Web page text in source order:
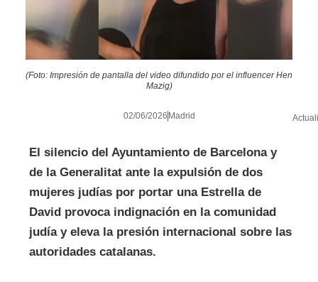
(Foto: Impresión de pantalla del video difundido por el influencer Hen
Mazig)
02/06/2026 Madrid
El silencio del Ayuntamiento de Barcelona y
de la Generalitat ante la expulsión de dos
mujeres judías por portar una Estrella de
David provoca indignación en la comunidad
judía y eleva la presión internacional sobre las
autoridades catalanas.